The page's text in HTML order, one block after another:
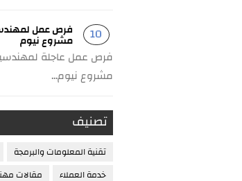
فرص عمل
مشروع نيوم
فرص عمل عاجلة
مشروع نيوم...
تصنيف
تقنية المعلومات والبرمجة
خدمة العملاء
مقالات